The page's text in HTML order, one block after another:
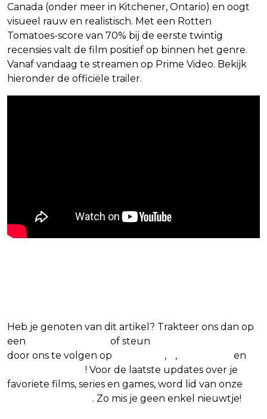
Canada (onder meer in Kitchener, Ontario) en oogt
visueel rauw en realistisch. Met een Rotten
Tomatoes-score van 70% bij de eerste twintig
recensies valt de film positief op binnen het genre.
Vanaf vandaag te streamen op Prime Video. Bekijk
hieronder de officiële trailer.
Heb je genoten van dit artikel? Trakteer ons dan op
een
of steun
door ons te volgen op
, ,
en
! Voor de laatste updates over je
favoriete films, series en games, word lid van onze
. Zo mis je geen enkel nieuwtje!